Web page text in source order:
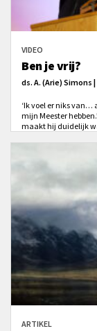
VIDEO
Ben je vrij?
ds. A. (Arie) Simons
‘Ik voel er niks van…
mijn Meester
maakt hij duidelijk
ARTIKEL